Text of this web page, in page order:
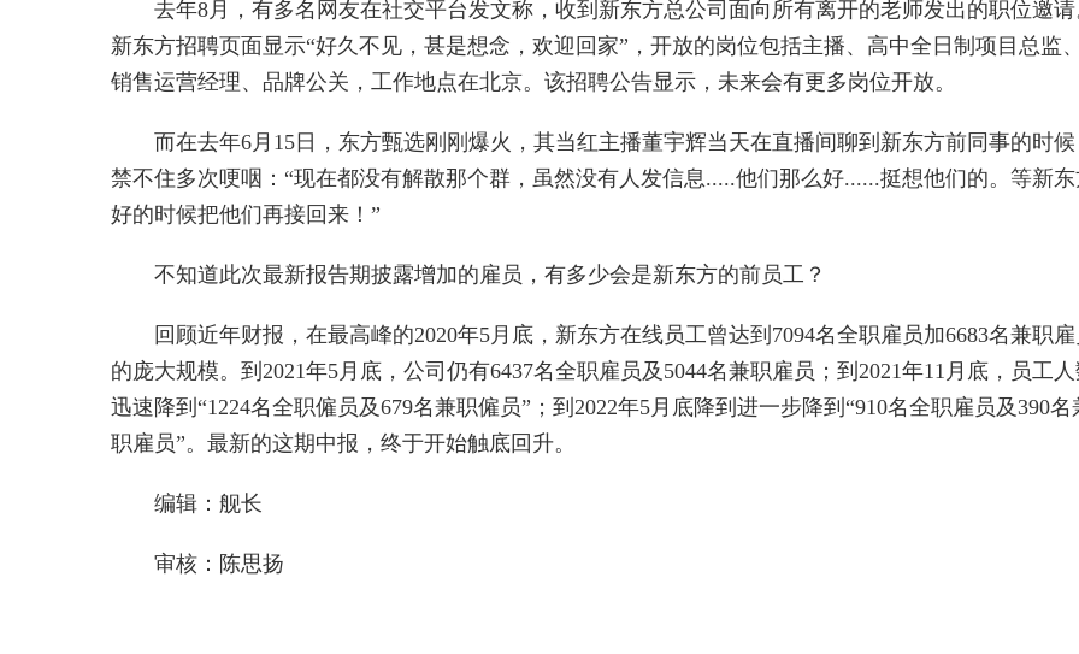
去年8月，有多名网友在社交平台发文称，收到新东方总公司面向所有离开的老师发出的职位邀请
新东方招聘页面显示“好久不见，甚是想念，欢迎回家”，开放的岗位包括主播、高中全日制项目总监、
销售运营经理、品牌公关，工作地点在北京。该招聘公告显示，未来会有更多岗位开放。
而在去年6月15日，东方甄选刚刚爆火，其当红主播董宇辉当天在直播间聊到新东方前同事的时候
禁不住多次哽咽：“现在都没有解散那个群，虽然没有人发信息.....他们那么好......挺想他们的。等新
好的时候把他们再接回来！”
不知道此次最新报告期披露增加的雇员，有多少会是新东方的前员工？
回顾近年财报，在最高峰的2020年5月底，新东方在线员工曾达到7094名全职雇员加6683名兼职雇
的庞大规模。到2021年5月底，公司仍有6437名全职雇员及5044名兼职雇员；到2021年11月底，员工人
迅速降到“1224名全职僱员及679名兼职僱员”；到2022年5月底降到进一步降到“910名全职雇员及390名
职雇员”。最新的这期中报，终于开始触底回升。
编辑：舰长
审核：陈思扬